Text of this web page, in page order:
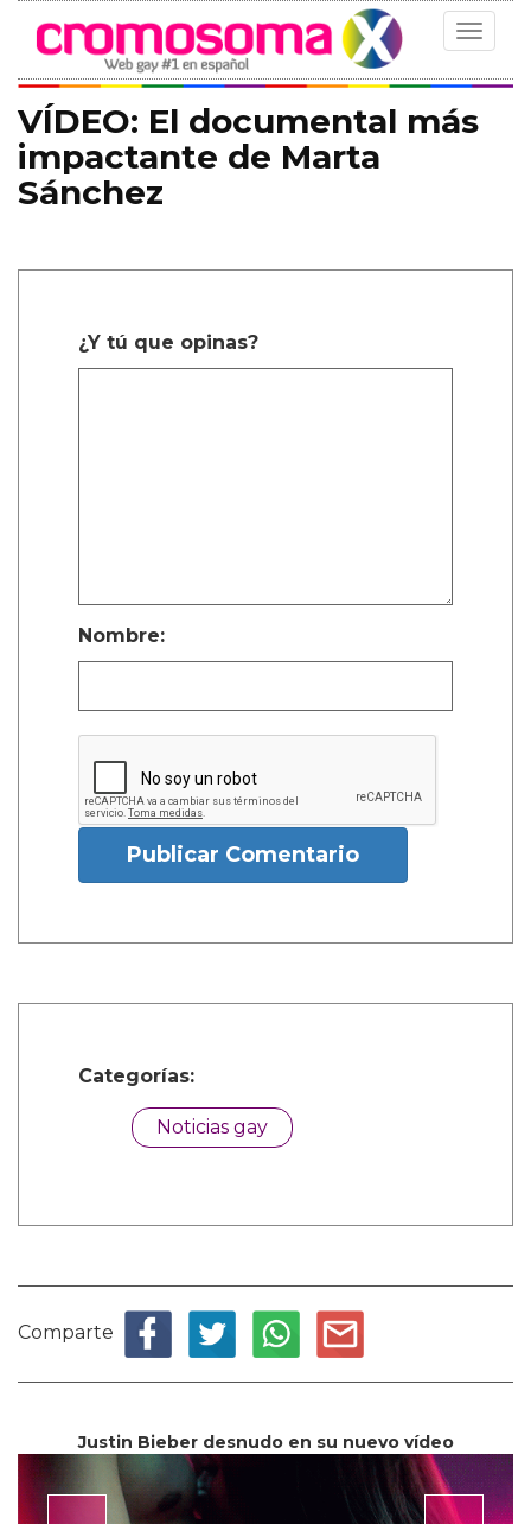
Toggle
VÍDEO: El documental más
impactante de Marta
Sánchez
¿Y tú que opinas?
Nombre:
Publicar Comentario
Categorías:
Noticias gay
Comparte
Justin Bieber desnudo en su nuevo vídeo